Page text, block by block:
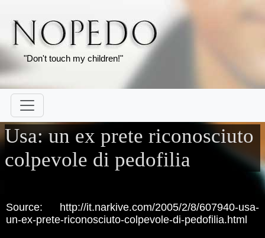
"Don't touch my children!"
Usa: un ex prete riconosciuto
colpevole di pedofilia
Source: http://it.narkive.com/2005/2/8/607940-usa-
un-ex-prete-riconosciuto-colpevole-di-pedofilia.html